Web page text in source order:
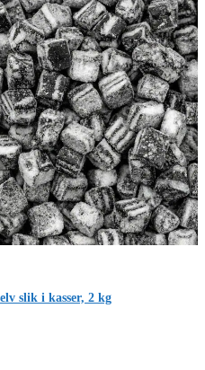
slik i kasser, 2 kg